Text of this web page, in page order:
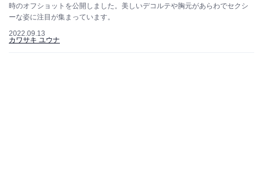
時のオフショットを公開しました。美しいデコルテや胸元があらわでセクシ
ーな姿に注目が集まっています。
2022.09.13
カワサキ ユウナ